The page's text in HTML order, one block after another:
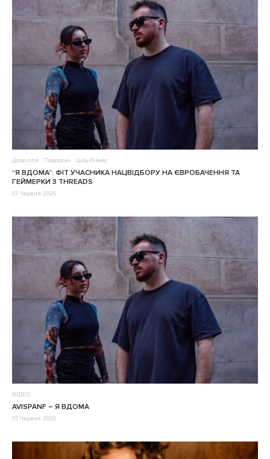
Дозвілля Подорожі Шоу-бізнес
“Я ВДОМА”: ФІТ УЧАСНИКА НАЦВІДБОРУ НА ЄВРОБАЧЕННЯ ТА
ГЕЙМЕРКИ З THREADS
07 Червня 2026
ВІДЕО
AVISPANF – Я ВДОМА
07 Червня 2026